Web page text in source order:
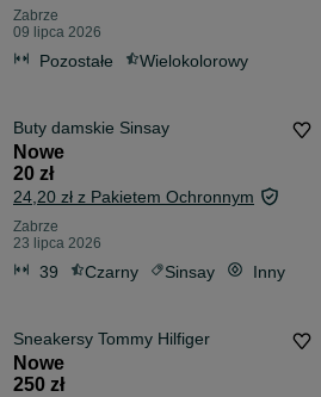
Zabrze
09 lipca 2026
Pozostałe Wielokolorowy
Buty damskie Sinsay
Nowe
20 zł
24,20 zł z Pakietem Ochronnym
Zabrze
23 lipca 2026
39 Czarny Sinsay Inny
Sneakersy Tommy Hilfiger
Nowe
250 zł